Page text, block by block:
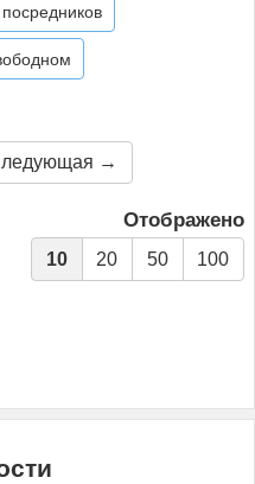
→
Отображено
10 20 50 100